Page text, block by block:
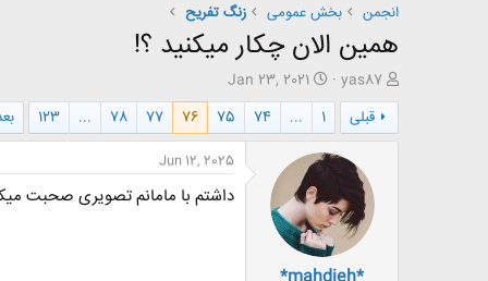
انجمن
بخش عمومی زنگ تفريح
همین الان چکار میکنید ؟!
ش
ر
و
ع
yas87
ت
ا
ی
خ
ش
ر
و
ع
Jan 23, 2021
قبلی
1
...
74
75
76
77
78
...
123
Jun 12, 2025
داشتم با مامانم تصویری صحبت